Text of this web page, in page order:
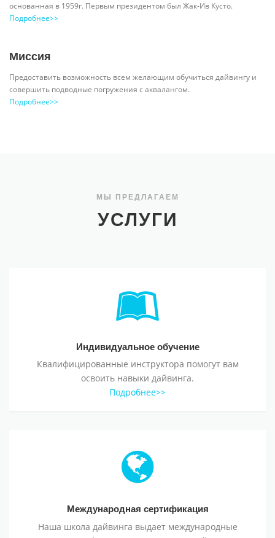
основанная в 1959г. Первым президентом был Жак-Ив Кусто.
Подробнее>>
Миссия
Предоставить возможность всем желающим обучиться дайвингу и
совершить подводные погружения с аквалангом.
Подробнее>>
МЫ ПРЕДЛАГАЕМ
УСЛУГИ
Индивидуальное обучение
Квалифицированные инструктора помогут вам
освоить навыки дайвинга.
Подробнее>>
Международная сертификация
Наша школа дайвинга выдает международные